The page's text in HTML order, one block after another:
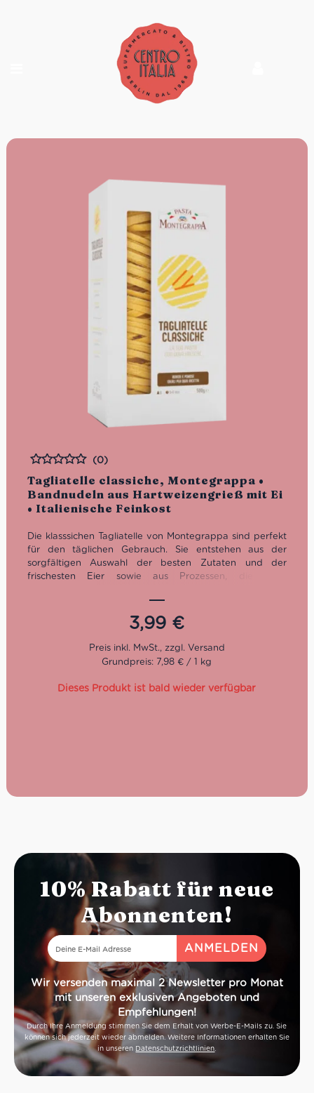
Tagliatelle classiche, Montegrappa •
Bandnudeln aus Hartweizengrieß mit Ei
• Italienische Feinkost
Bewertet
(0)
Die klasssichen Tagliatelle von Montegrappa sind perfekt
für den täglichen Gebrauch. Sie entstehen aus der
sorgfältigen Auswahl der besten Zutaten und der
frischesten Eier sowie aus Prozessen, die ihren
Konservierungsmitteln bewahren. Wir empfehlen die
Taglatelle classiche klassisch mit Bolognese-Sauce zu
Kochzeit: 5-6 Minuten
3,99 €
Grundpreis: 7,98 € / 1 kg
Dieses Produkt ist bald wieder verfügbar
10% Rabatt für neue
Abonnenten!
Wir versenden maximal 2 Newsletter pro Monat
mit unseren exklusiven Angeboten und
Empfehlungen!
Durch Ihre Anmeldung stimmen Sie dem Erhalt von Werbe-E-Mails zu. Sie
können sich jederzeit wieder abmelden. Weitere Informationen erhalten Sie
in unseren Datenschutzrichtlinien